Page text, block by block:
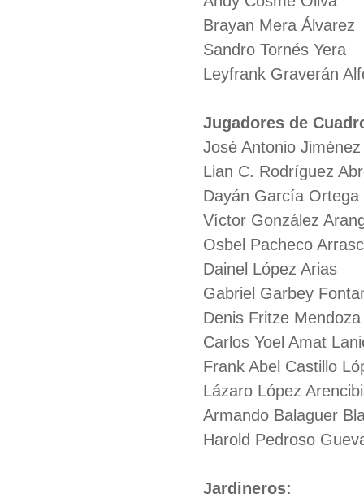
Brayan Mera Álvarez
Sandro Tornés Yera
Leyfrank Graverán
Jugadores de
José Antonio
Lian C. Rodríguez
Dayán García Ortega
Víctor González
Osbel Pacheco
Dainel López Arias
Gabriel Garbey
Denis Fritze Mendoza
Carlos Yoel Amat
Frank Abel Castillo
Lázaro López
Armando Balaguer
Harold Pedroso
Jardineros: